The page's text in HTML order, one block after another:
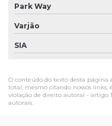
Park Way
Varjão
SIA
O conteúdo do texto desta página
total, mesmo citando nossos
violação de direito autoral - artigo
autorais.